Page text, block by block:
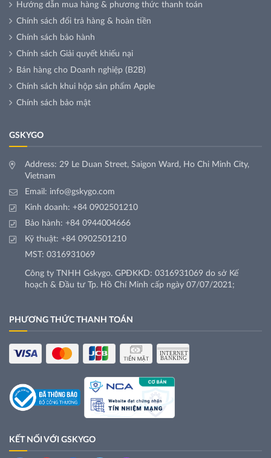
Hướng dẫn mua hàng & phương thức thanh toán
Chính sách đổi trả hàng & hoàn tiền
Chính sách bảo hành
Chính sách Giải quyết khiếu nại
Bán hàng cho Doanh nghiệp (B2B)
Chính sách khui hộp sản phẩm Apple
Chính sách bảo mật
GSKYGO
Address: 29 Le Duan Street, Saigon Ward, Ho Chi Minh City,
Vietnam
Email: info@gskygo.com
Kinh doanh: +84 0902501210
Bảo hành: +84 0944004666
Kỹ thuật: +84 0902501210
MST: 0316931069
Công ty TNHH Gskygo. GPĐKKD: 0316931069 do sở Kế
hoạch & Đầu tư Tp. Hồ Chí Minh cấp ngày 07/07/2021;
PHƯƠNG THỨC THANH TOÁN
KẾT NỐI VỚI GSKYGO